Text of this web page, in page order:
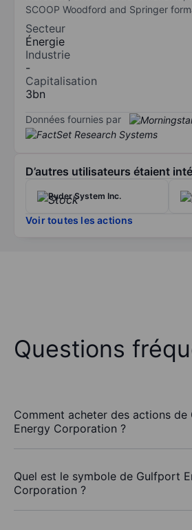
SCOOP Woodford and Springer
Secteur
Énergie
Industrie
-
Capitalisation
3bn
Données fournies par
D’autres utilisateurs étaient
Ryder System Inc.
Voir toutes les actions
Questions
Comment acheter des actions de
Energy Corporation ?
Quel est le symbole de Gulfport
Corporation ?